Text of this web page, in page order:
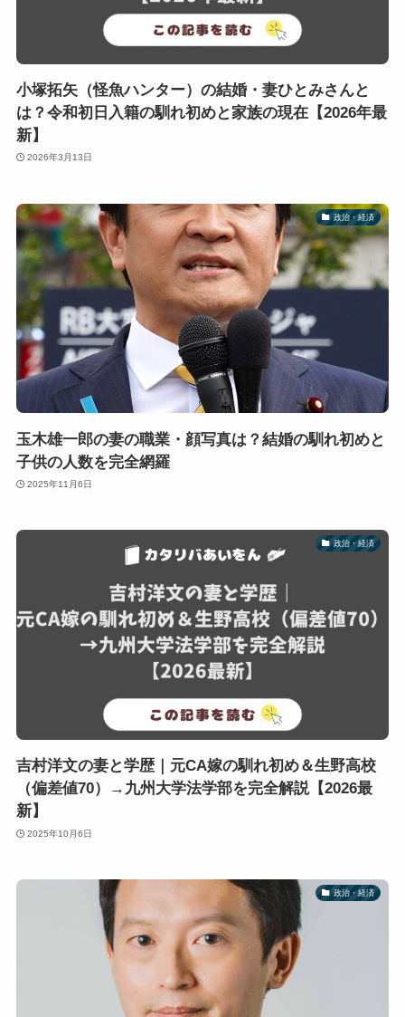
小塚拓矢（怪魚ハンター）の結婚・妻ひとみさんと
は？令和初日入籍の馴れ初めと家族の現在【2026年最
新】
2026年3月13日
政治・経済
玉木雄一郎の妻の職業・顔写真は？結婚の馴れ初めと
子供の人数を完全網羅
2025年11月6日
政治・経済
吉村洋文の妻と学歴｜元CA嫁の馴れ初め＆生野高校
（偏差値70）→九州大学法学部を完全解説【2026最
新】
2025年10月6日
政治・経済